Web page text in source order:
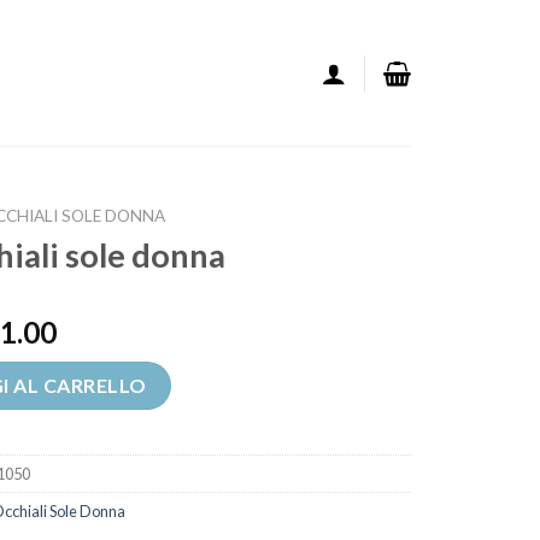
SOLE DONNA
sole donna
quantità
AL CARRELLO
Sole Donna